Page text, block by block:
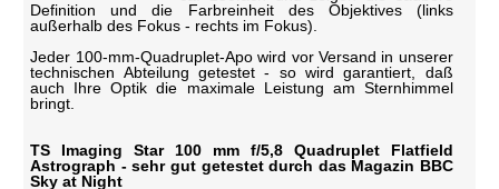
Definition und die Farbreinheit des Objektives (links
außerhalb des Fokus - rechts im Fokus).
Jeder 100-mm-Quadruplet-Apo wird vor Versand in unserer
technischen Abteilung getestet - so wird garantiert, daß
auch Ihre Optik die maximale Leistung am Sternhimmel
bringt.
TS Imaging Star 100 mm f/5,8 Quadruplet Flatfield
Astrograph - sehr gut getestet durch das Magazin BBC
Sky at Night